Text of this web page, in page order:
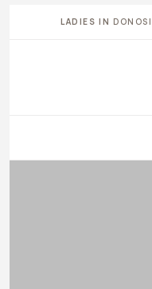
LADIES IN